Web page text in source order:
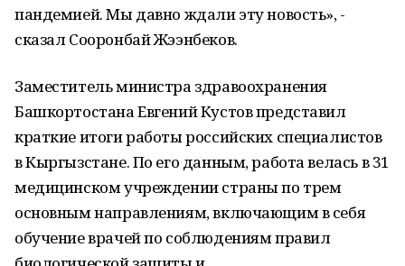
пандемией. Мы давно ждали эту новость», -
сказал Сооронбай Жээнбеков.
Заместитель министра здравоохранения
Башкортостана Евгений Кустов представил
краткие итоги работы российских специалистов
в Кыргызстане. По его данным, работа велась в 31
медицинском учреждении страны по трем
основным направлениям, включающим в себя
обучение врачей по соблюдениям правил